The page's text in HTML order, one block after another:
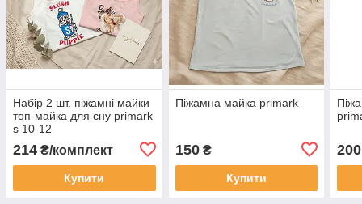
Набір 2 шт. піжамні майки
топ-майка для сну primark
s 10-12
214 ₴/комплект
Купити
Піжамна майка primark
150₴
Купити
200